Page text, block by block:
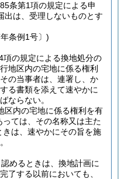
条第1項の規定による申
出は、受理しないものとす
条例1号〕)
の規定による換地処分の
地区内の宅地に係る権利
の当事者は、連署し、か
る書類を添えて速やかに
ならない。
区内の宅地に係る権利を有
っては、その名称又は主た
きは、速やかにその旨を施
めるときは、換地計画に
了する以前においても、